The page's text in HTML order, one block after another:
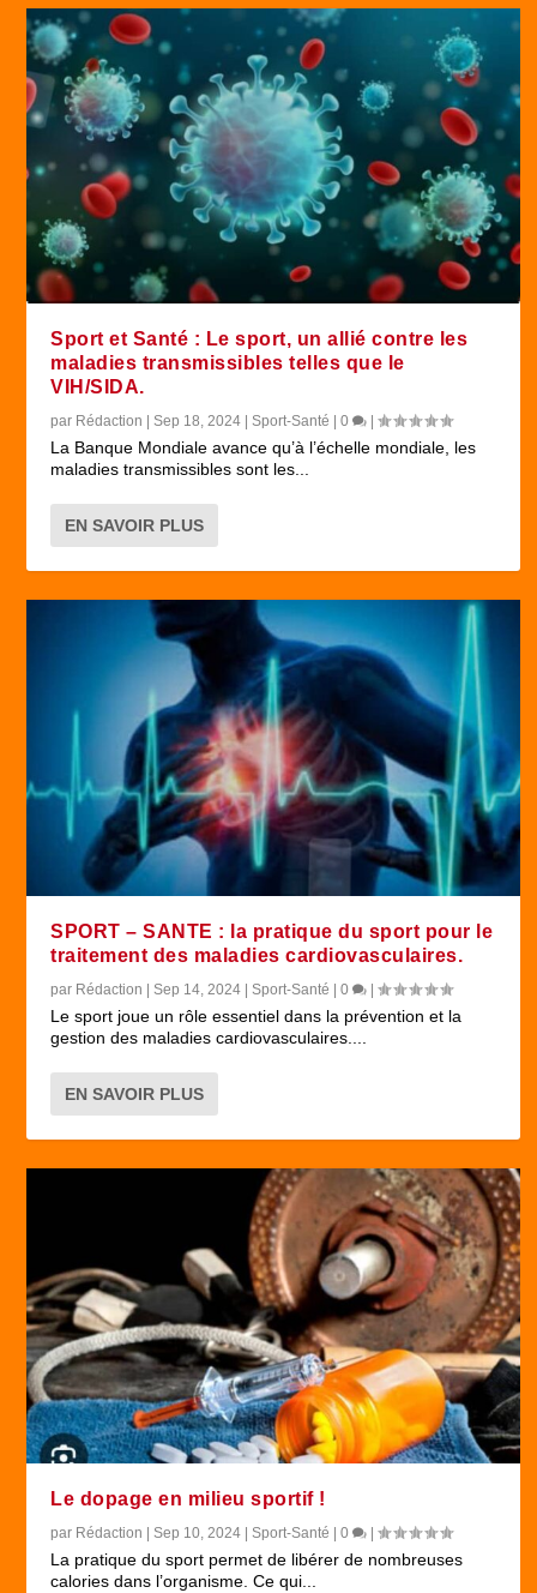
Sport et Santé : Le sport, un allié contre les
maladies transmissibles telles que le
VIH/SIDA.
par Rédaction |Sep 18, 2024 |Sport-Santé |0 |
La Banque Mondiale avance qu’à l’échelle mondiale, les
maladies transmissibles sont les...
EN SAVOIR PLUS
SPORT – SANTE : la pratique du sport pour le
traitement des maladies cardiovasculaires.
par Rédaction |Sep 14, 2024 |Sport-Santé |0 |
Le sport joue un rôle essentiel dans la prévention et la
gestion des maladies cardiovasculaires....
EN SAVOIR PLUS
Le dopage en milieu sportif !
par Rédaction |Sep 10, 2024 |Sport-Santé |0 |
La pratique du sport permet de libérer de nombreuses
calories dans l’organisme. Ce qui...